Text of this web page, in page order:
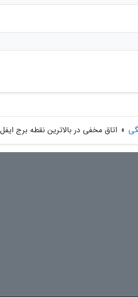
» اتاق مخفی در بالاترین نقطه برج